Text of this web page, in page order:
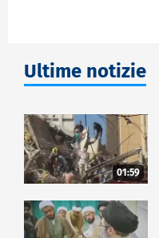
Ultime notizie
01:59